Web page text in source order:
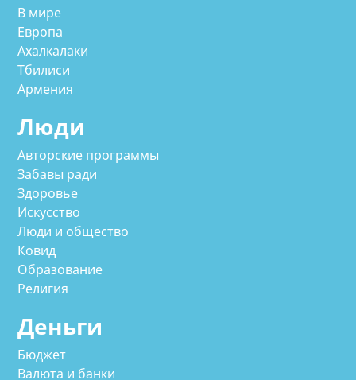
В мире
Европа
Ахалкалаки
Тбилиси
Армения
Люди
Авторские программы
Забавы ради
Здоровье
Искусство
Люди и общество
Ковид
Образование
Религия
Деньги
Бюджет
Валюта и банки